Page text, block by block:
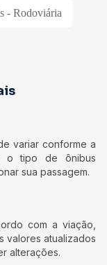
- Rodoviária
variar conforme a
o tipo de ônibus
sua passagem.
com a viação,
valores atualizados
alterações.